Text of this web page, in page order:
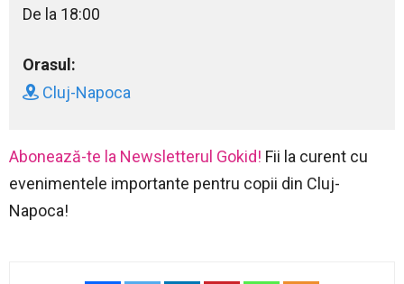
De la 18:00
Orasul:
Cluj-Napoca
Abonează-te la Newsletterul Gokid! Fii la curent cu
evenimentele importante pentru copii din Cluj-
Napoca!